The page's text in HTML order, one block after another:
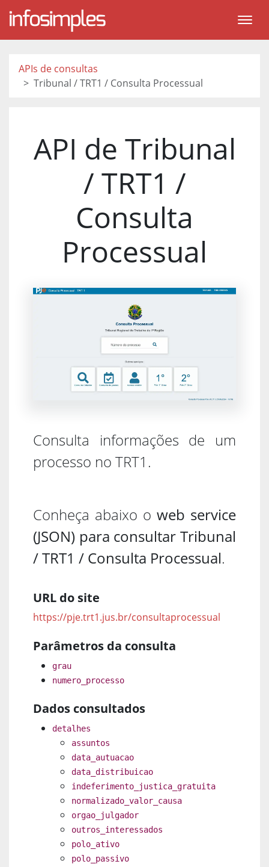
APIs de consultas
Tribunal / TRT1 / Consulta Processual
API de Tribunal
/ TRT1 /
Consulta
Processual
Consulta informações de um
processo no TRT1.
Conheça abaixo o web service
(JSON) para consultar Tribunal
/ TRT1 / Consulta Processual.
URL do site
https://pje.trt1.jus.br/consultaprocessual
Parâmetros da consulta
grau
numero_processo
Dados consultados
detalhes
assuntos
data_autuacao
data_distribuicao
indeferimento_justica_gratuita
normalizado_valor_causa
orgao_julgador
outros_interessados
polo_ativo
polo_passivo